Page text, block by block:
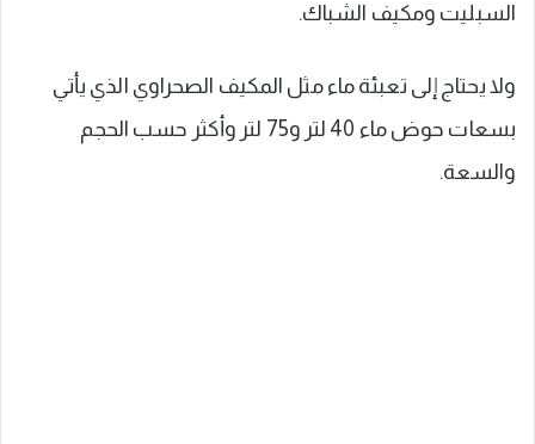
السبليت ومكيف الشباك.
ولا يحتاج إلى تعبئة ماء مثل المكيف الصحراوي الذي يأتي
بسعات حوض ماء 40 لتر و75 لتر وأكثر حسب الحجم
والسعة.